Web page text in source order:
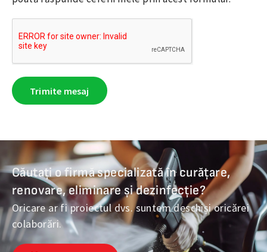
Trimite mesaj
Căutați o firmă specializată în curățare,
renovare, eliminare și dezinfecție?
Oricare ar fi proiectul dvs. suntem deschiși oricărei
colaborări.